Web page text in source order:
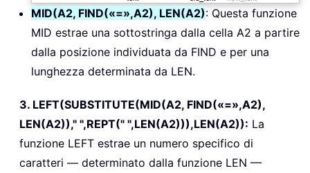
MID(A2, FIND(«=»,A2), LEN(A2): Questa funzione
MID estrae una sottostringa dalla cella A2 a partire
dalla posizione individuata da FIND e per una
lunghezza determinata da LEN.
3. LEFT(SUBSTITUTE(MID(A2, FIND(«=»,A2),
LEN(A2))," ",REPT(" ",LEN(A2))),LEN(A2)): La
funzione LEFT estrae un numero specifico di
caratteri — determinato dalla funzione LEN —